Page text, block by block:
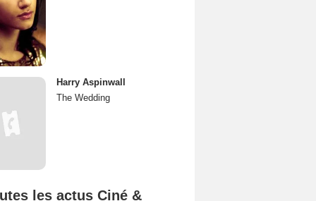
Harry Aspinwall
The Wedding
les actus Ciné &